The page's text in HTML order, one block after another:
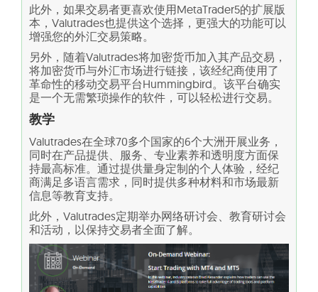
此外，如果交易者更喜欢使用MetaTrader5的扩展版
本，Valutrades也提供这个选择，更强大的功能可以
增强您的外汇交易策略。
另外，随着Valutrades将加密货币加入其产品交易，
将加密货币与外汇市场进行链接，该经纪商使用了
革命性的移动交易平台Hummingbird。该平台确实
是一个无需繁琐操作的软件，可以轻松进行交易。
教学
Valutrades在全球70多个国家的6个大洲开展业务，
同时在产品提供、服务、专业素养和透明度方面保
持最高标准。通过提供量身定制的个人体验，经纪
商满足多语言需求，同时提供多种材料和市场最新
信息等教育支持。
此外，Valutrades定期举办网络研讨会、教育研讨会
和活动，以保持交易者全面了解。